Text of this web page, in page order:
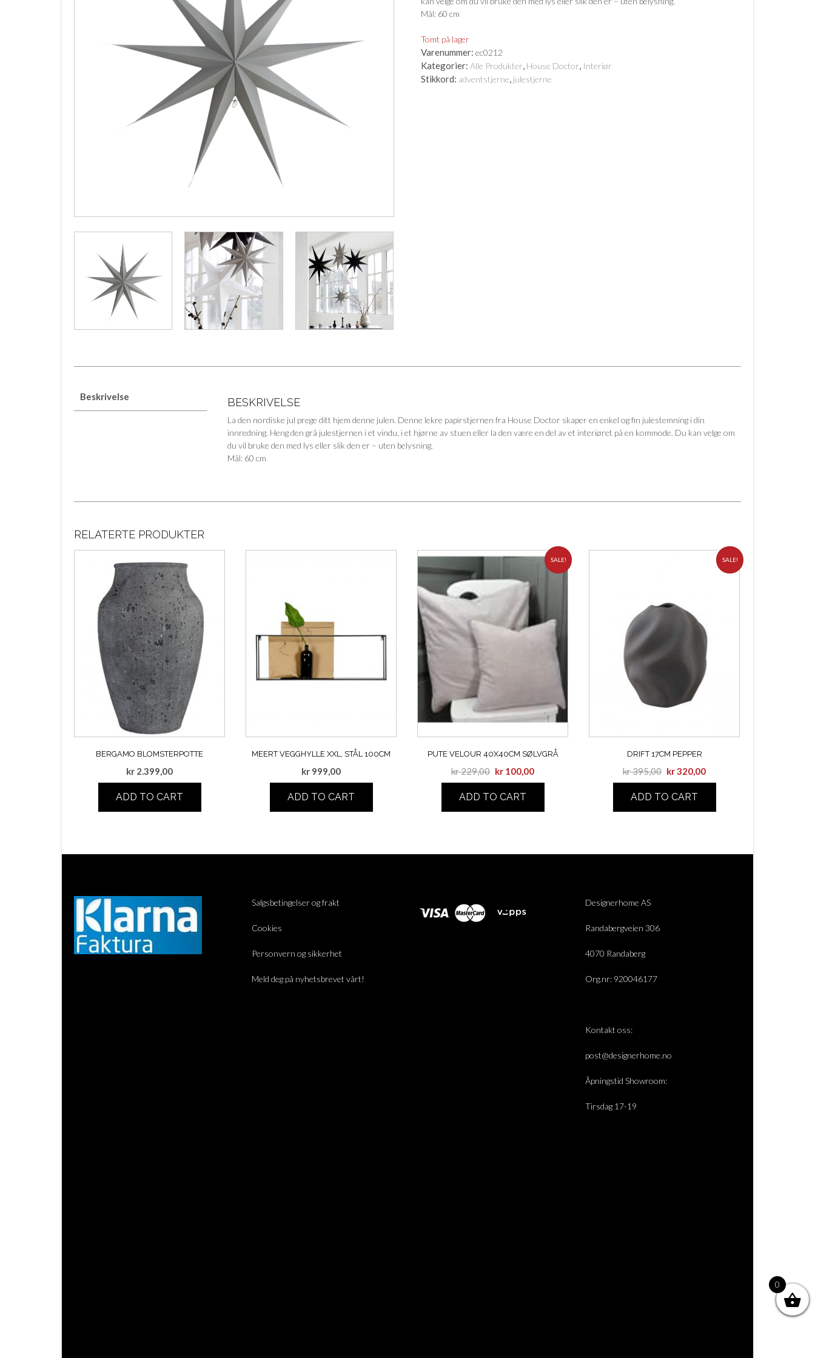
Mål: 60 cm
Tomt på lager
Varenummer: ec0212
Kategorier: Alle Produkter, House Doctor, Interiør
Stikkord: adventstjerne, julestjerne
Beskrivelse BESKRIVELSE
La den nordiske jul prege ditt hjem denne julen. Denne lekre papirstjernen fra House Doctor skaper en enkel og fin julestemning i din
innredning. Heng den grå julestjernen i et vindu, i et hjørne av stuen eller la den være en del av et interiøret på en kommode. Du kan velge om
du vil bruke den med lys eller slik den er – uten belysning.
Mål: 60 cm
RELATERTE PRODUKTER
BERGAMO BLOMSTERPOTTE
kr 2.399,00
ADD TO CART
MEERT VEGGHYLLE XXL, STÅL 100CM
kr 999,00
ADD TO CART
SALE!
PUTE VELOUR 40X40CM SØLVGRÅ
kr229,00 kr 100,00
ADD TO CART
SALE!
DRIFT 17CM PEPPER
kr395,00 kr320,00
ADD TO CART
Salgsbetingelser og frakt
Cookies
Personvern og sikkerhet
Meld deg på nyhetsbrevet vårt!
Designerhome AS
Randabergveien 306
4070 Randaberg
Org.nr: 920046177
Kontakt oss:
post@designerhome.no
Åpningstid Showroom:
Tirsdag 17-19
0